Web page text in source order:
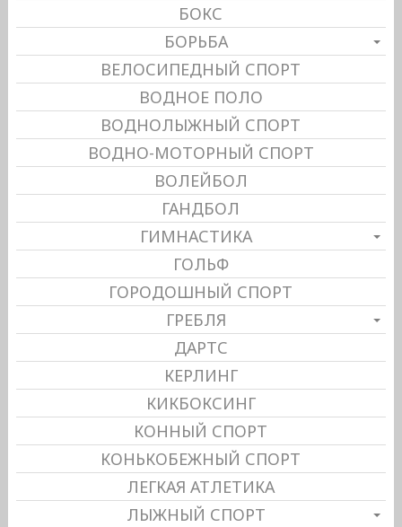
БОКС
БОРЬБА
ВЕЛОСИПЕДНЫЙ СПОРТ
ВОДНОЕ ПОЛО
ВОДНОЛЫЖНЫЙ СПОРТ
ВОДНО-МОТОРНЫЙ СПОРТ
ВОЛЕЙБОЛ
ГАНДБОЛ
ГИМНАСТИКА
ГОЛЬФ
ГОРОДОШНЫЙ СПОРТ
ГРЕБЛЯ
ДАРТС
КЕРЛИНГ
КИКБОКСИНГ
КОННЫЙ СПОРТ
КОНЬКОБЕЖНЫЙ СПОРТ
ЛЕГКАЯ АТЛЕТИКА
ЛЫЖНЫЙ СПОРТ